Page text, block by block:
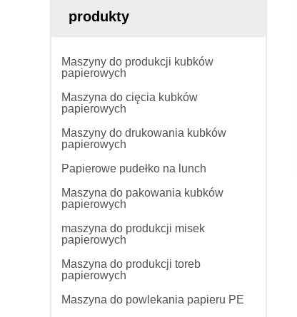
produkty
Maszyny do produkcji kubków
papierowych
Maszyna do cięcia kubków
papierowych
Maszyny do drukowania kubków
papierowych
Papierowe pudełko na lunch
Maszyna do pakowania kubków
papierowych
maszyna do produkcji misek
papierowych
Maszyna do produkcji toreb
papierowych
Maszyna do powlekania papieru PE